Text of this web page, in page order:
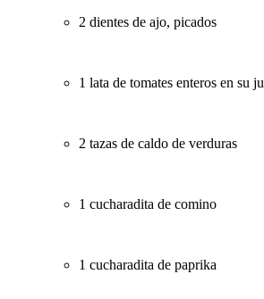
2 dientes de ajo, picados
1 lata de tomates enteros en su
2 tazas de caldo de verduras
1 cucharadita de comino
1 cucharadita de paprika